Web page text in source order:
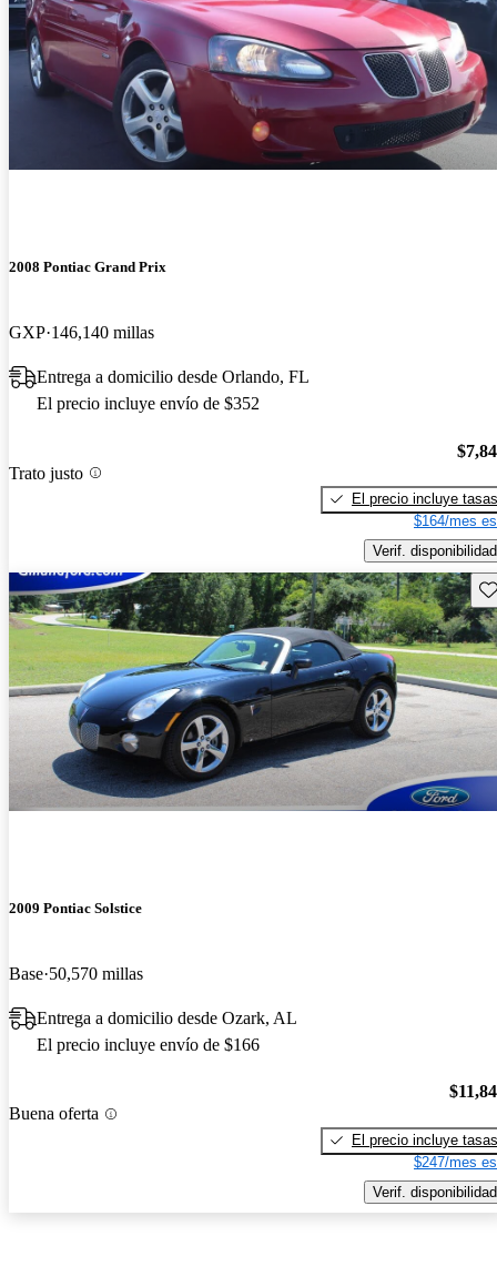
2008 Pontiac Grand Prix
GXP 146,140 millas
Entrega a domicilio desde Orlando, FL
El precio incluye envío de $352
Trato justo
El precio incluye tasas
$164/mes
Verif. disponibilidad
2009 Pontiac Solstice
Base 50,570 millas
Entrega a domicilio desde Ozark, AL
El precio incluye envío de $166
Buena oferta
El precio incluye tasas
$247/mes
Verif. disponibilidad